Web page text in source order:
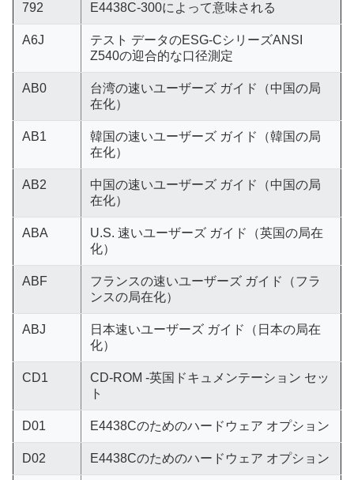
792 E4438C-300によって意味される
A6J
テスト データのESG-CシリーズANSI
Z540の迎合的な口径測定
AB0
台湾の速いユーザーズ ガイド（中国の局
在化）
AB1
韓国の速いユーザーズ ガイド（韓国の局
在化）
AB2
中国の速いユーザーズ ガイド（中国の局
在化）
ABA
U.S. 速いユーザーズ ガイド（英国の局在
化）
ABF
フランスの速いユーザーズ ガイド（フラ
ンスの局在化）
ABJ
日本速いユーザーズ ガイド（日本の局在
化）
CD1
CD-ROM -英国ドキュメンテーション セッ
ト
D01 E4438Cのためのハードウェア オプション
D02 E4438Cのためのハードウェア オプション